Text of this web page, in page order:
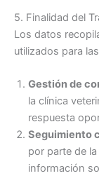
5. Finalidad del
Los datos
utilizados para
Gestión de
la clínica
respuesta
Seguimiento
por parte de
información